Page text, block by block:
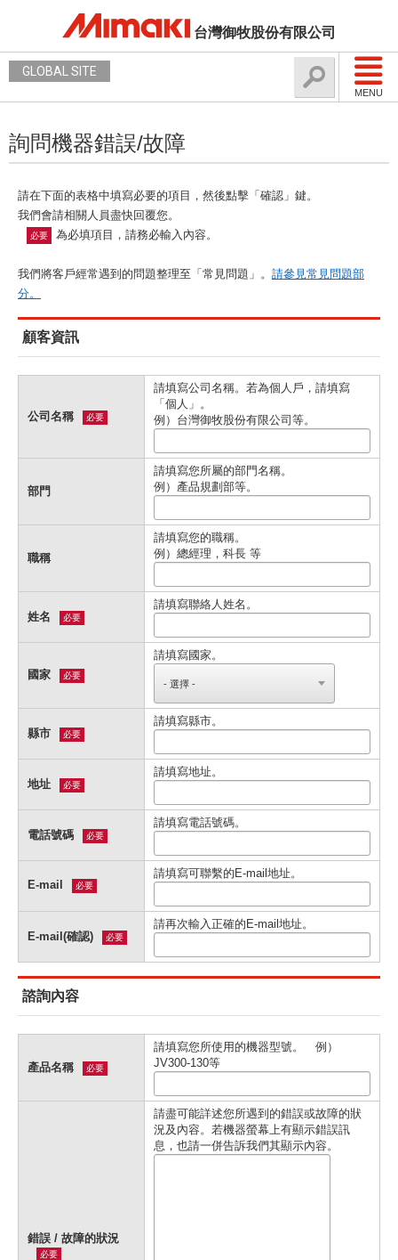
台灣御牧股份有限公司
MENU
GLOBAL SITE
詢問機器錯誤/故障
請在下面的表格中填寫必要的項目，然後點擊「確認」鍵。
我們會請相關人員盡快回覆您。
必要 為必填項目，請務必輸入內容。
我們將客戶經常遇到的問題整理至「常見問題」。 請參見常見問題部
分。
顧客資訊
公司名稱 必要
請填寫公司名稱。若為個人戶，請填寫
「個人」。
例）台灣御牧股份有限公司等。
部門
請填寫您所屬的部門名稱。
例）產品規劃部等。
職稱
請填寫您的職稱。
例）總經理，科長 等
姓名 必要
請填寫聯絡人姓名。
國家 必要
請填寫國家。
縣市 必要
請填寫縣市。
地址 必要
請填寫地址。
電話號碼 必要
請填寫電話號碼。
E-mail 必要
請填寫可聯繫的E-mail地址。
E-mail(確認) 必要
請再次輸入正確的E-mail地址。
諮詢內容
產品名稱 必要
請填寫您所使用的機器型號。 例）
JV300-130等
錯誤 / 故障的狀況
必要
請盡可能詳述您所遇到的錯誤或故障的狀
況及內容。若機器螢幕上有顯示錯誤訊
息，也請一併告訴我們其顯示內容。